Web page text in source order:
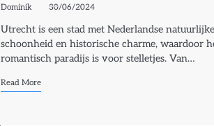
Dominik 30/06/2024
Utrecht is een stad met Nederlandse natuurlijke
schoonheid en historische charme, waardoor
romantisch paradijs is voor stelletjes. Van…
Read More